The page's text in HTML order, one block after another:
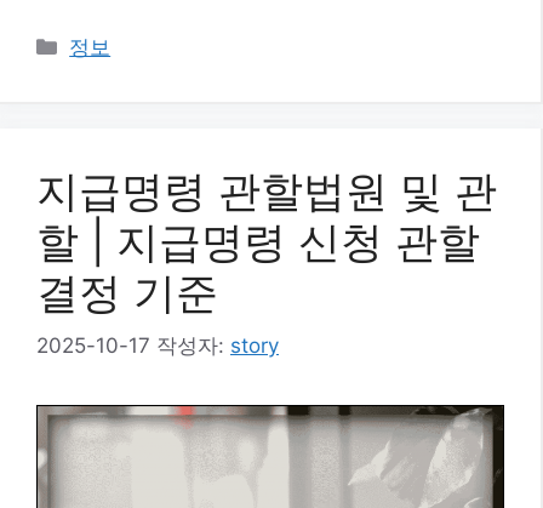
카
정보
지급명령 관할법원 및 관
할 | 지급명령 신청 관할
결정 기준
2025-10-17 작성자: story